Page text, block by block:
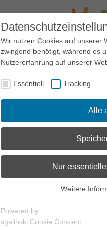
Sensibilisierung
Antidiskriminierungsforum
Europa
Europäische
Wir nutzen Cookies auf unserer
zwingend benötigt, während es
Nutzererfahrung auf unserer
Essentiell Tracking
Alle
Nur
Essentielle Cookies werden
Webseite benötigt. Dadurch
Weitere
Powered by
sgalinski Cookie Consent